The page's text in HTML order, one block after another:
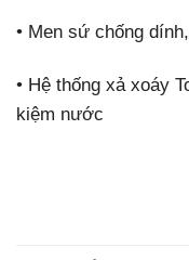
•Men sứ chống
•Hệ thống xả xoáy
kiệm nước